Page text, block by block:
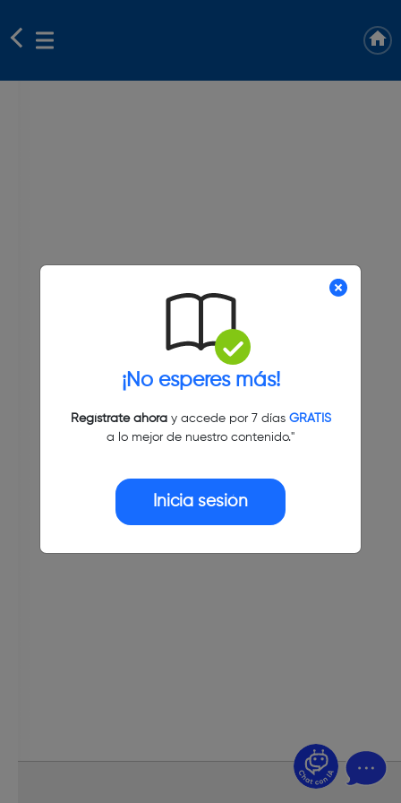
¡No esperes más!
Regístrate ahoray accede por 7 días GRATIS
a lo mejor de nuestro contenido."
Inicia sesión